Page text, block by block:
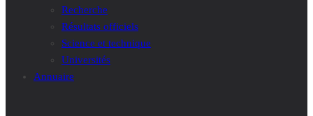
Recherche
Résultats officiels
Science et technique
Universités
Annuaire